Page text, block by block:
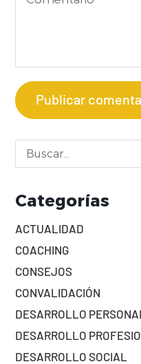
Publicar
Categorías
ACTUALIDAD
COACHING
CONSEJOS
CONVALIDACIÓN
DESARROLLO PERSONAL
DESARROLLO
DESARROLLO SOCIAL